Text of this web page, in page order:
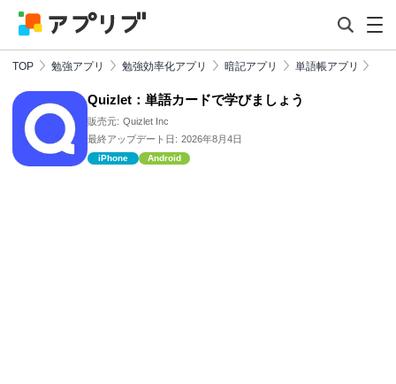
TOP 勉強アプリ 勉強効率化アプリ 暗記アプリ 単語帳アプリ
Quizlet：単語カードで学びましょう
販売元: Quizlet Inc
最終アップデート日: 2026年8月4日
iPhone Android